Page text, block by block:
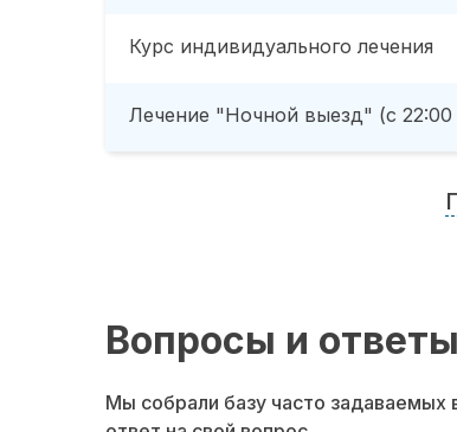
Курс индивидуального лечения
Лечение "Ночной выезд" (с 22:00
Вопросы и ответы
Мы собрали базу часто задаваемых